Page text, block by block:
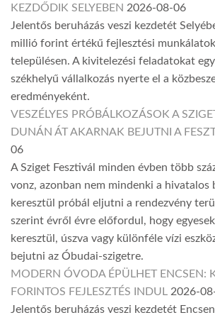
KEZDŐDIK SELYEBEN 2026-08-06
Jelentős beruházás veszi kezdetét
millió forint értékű fejlesztési
településen. A kivitelezési feladatokat
székhelyű vállalkozás nyerte el a
eredményeként.
VESZÉLYES PRÓBÁLKOZÁSOK A
DUNÁN ÁT AKARNAK BEJUTNI A
06
A Sziget Fesztivál minden évben több
vonz, azonban nem mindenki a hivatalos
keresztül próbál eljutni a rendezvény
szerint évről évre előfordul, hogy
keresztül, úszva vagy különféle vízi
bejutni az Óbudai-szigetre.
MODERN ÓVODA ÉPÜLHET ENCSEN:
FORINTOS FEJLESZTÉS INDUL 2026-
Jelentős beruházás veszi kezdetét